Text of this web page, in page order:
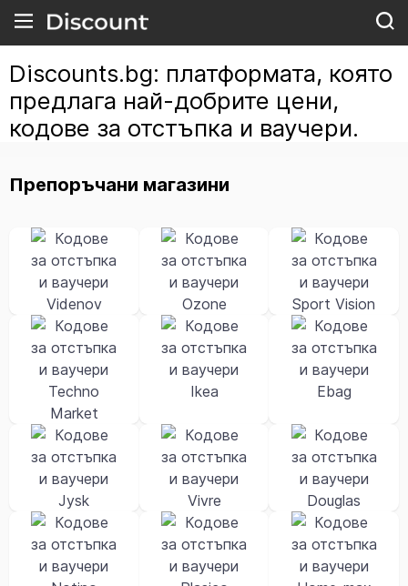
Discounts.bg: платформата, която
предлага най-добрите цени,
кодове за отстъпка и ваучери.
Препоръчани магазини